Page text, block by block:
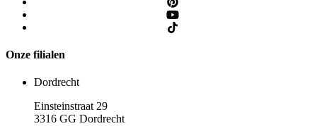
Onze filialen
Dordrecht
Einsteinstraat 29
3316 GG Dordrecht